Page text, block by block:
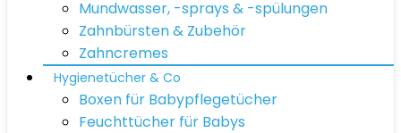
Mundwasser, -sprays & -spülungen
Zahnbürsten & Zubehör
Zahncremes
Hygienetücher & Co
Boxen für Babypflegetücher
Feuchttücher für Babys